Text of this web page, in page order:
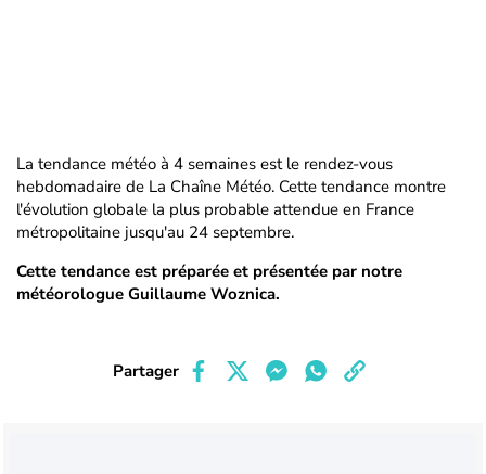
La tendance météo à 4 semaines est le rendez-vous
hebdomadaire de La Chaîne Météo. Cette tendance montre
l'évolution globale la plus probable attendue en France
métropolitaine jusqu'au 24 septembre.
Cette tendance est préparée et présentée par notre
météorologue Guillaume Woznica.
Partager